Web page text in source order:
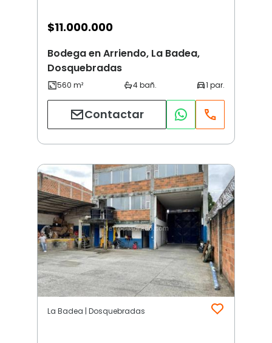
$11.000.000
Bodega en Arriendo, La Badea,
Dosquebradas
Contactar
La Badea | Dosquebradas